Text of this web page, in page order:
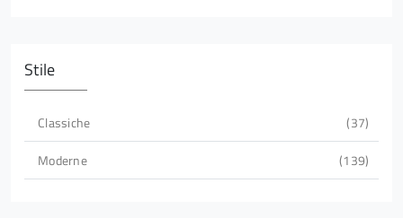
Stile
Classiche
37
Moderne
139